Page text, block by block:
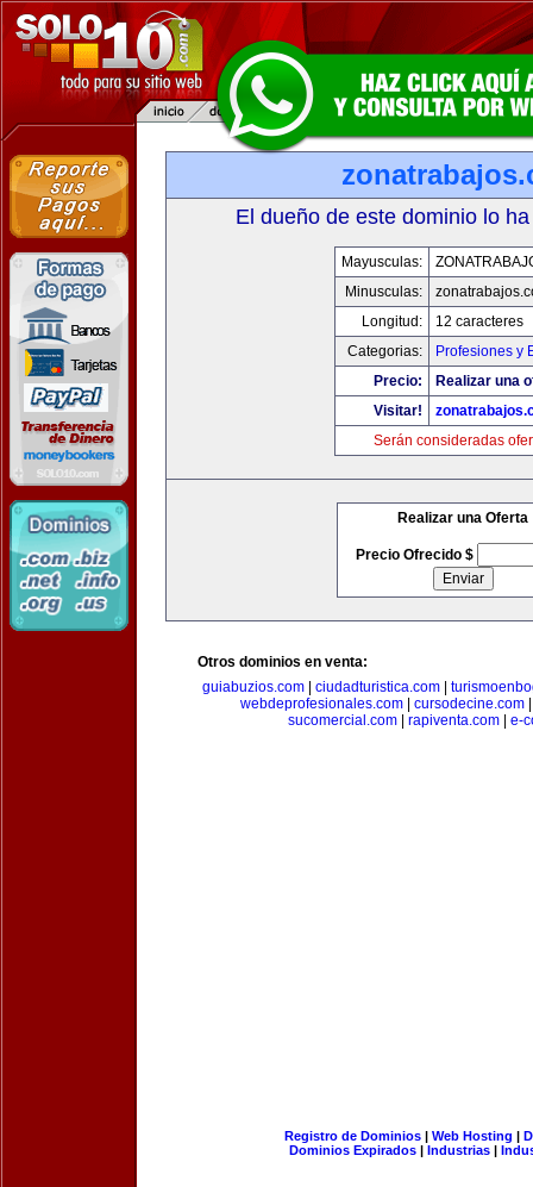
El dueño de este dominio lo
Mayusculas:
Minusculas:
Longitud:
12 caracteres
Categorias:
Profesiones y
Precio:
Realizar una
Visitar!
Serán consideradas
Realizar una Oferta
Precio Ofrecido $
Otros dominios en venta:
guiabuzios.com| ciudadturistica.com|
webdeprofesionales.com| cursodecine.com
sucomercial.com
rapiventa.com e-
Registro de Dominios| Web Hosting |
Dominios Expirados | Industrias |